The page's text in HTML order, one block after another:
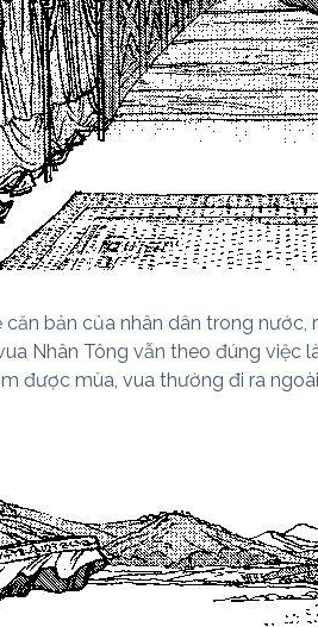
căn bản của nhân dân trong
Nhân Tông vẫn theo đúng
được mùa, vua thường đi ra